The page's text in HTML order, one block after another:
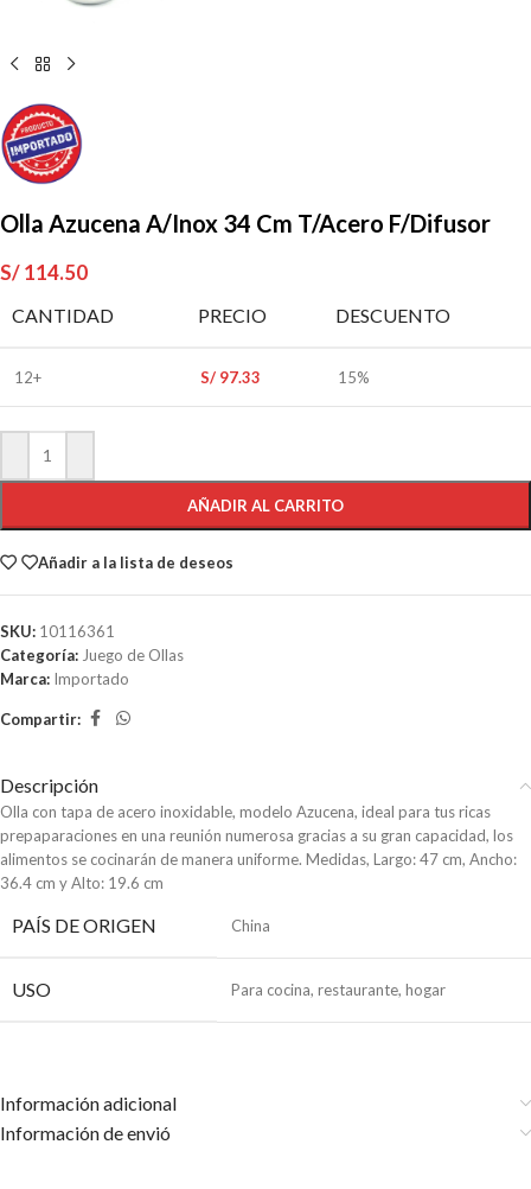
Olla Azucena A/Inox 34 Cm T/Acero F/Difusor
S/114.50
CANTIDAD PRECIO DESCUENTO
12+ S/ 97.33 15%
AÑADIR AL CARRITO
Añadir a la lista de deseos
SKU: 10116361
Categoría: Juego de Ollas
Marca: Importado
Compartir:
Descripción
Olla con tapa de acero inoxidable, modelo Azucena, ideal para tus ricas
prepaparaciones en una reunión numerosa gracias a su gran capacidad, los
alimentos se cocinarán de manera uniforme. Medidas, Largo: 47 cm, Ancho:
36.4 cm y Alto: 19.6 cm
PAÍS DE ORIGEN China
USO Para cocina, restaurante, hogar
Información adicional
Información de envió